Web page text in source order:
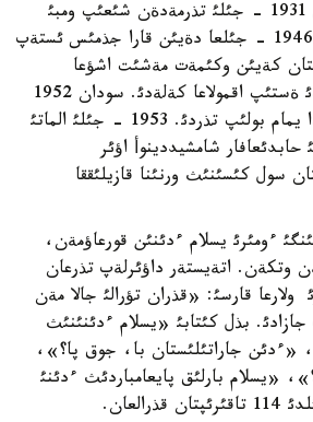
جوعارئدا ايتقانئمئزداي 1931 - جئلئ تذرمةدةن شئعئپ ومبئ
وثئرئنة بارعان سوث، 1946 - جئلعا دةيئن قارا جذمئس ئستةپ
كةيئن وكئمةت مةشئت اشؤعا
ذلئقسات بةردئ دةگةندئ ةستئپ اقمولاعا كةلةدئ. سودان 1952
- جئلعا دةيئن اقمولادا يمام بولئپ تذردئ. 1953 - جئلئ الماتئ
حابدئعافار شامشيددينوأ اؤئر
سول كئسئنئث ورنئنا قازيلئققا
ءومئرئ يسلام ءدئنئن قورعاؤمةن،
وتكةن. اتةيستةر داؤئرلةپ تذرعان
جئلدارئ ولارعا قارسئ: «قذران تؤرالئ جالا مةن
جازادئ. بذل كئتابئ «يسلام ءدئنئنئث
جاراتئلئستان با، جوق پا؟»،
«يسلام بارلئق پايعامباردئث ءدئنئ